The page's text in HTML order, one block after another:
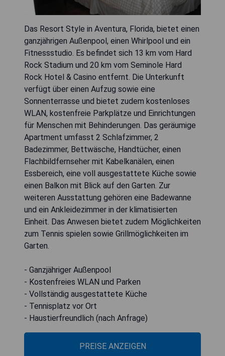
Das Resort Style in Aventura, Florida, bietet einen
ganzjährigen Außenpool, einen Whirlpool und ein
Fitnessstudio. Es befindet sich 13 km vom Hard
Rock Stadium und 20 km vom Seminole Hard
Rock Hotel & Casino entfernt. Die Unterkunft
verfügt über einen Aufzug sowie eine
Sonnenterrasse und bietet zudem kostenloses
WLAN, kostenfreie Parkplätze und Einrichtungen
für Menschen mit Behinderungen. Das geräumige
Apartment umfasst 2 Schlafzimmer, 2
Badezimmer, Bettwäsche, Handtücher, einen
Flachbildfernseher mit Kabelkanälen, einen
Essbereich, eine voll ausgestattete Küche sowie
einen Balkon mit Blick auf den Garten. Zur
weiteren Ausstattung gehören eine Badewanne
und ein Ankleidezimmer in der klimatisierten
Einheit. Das Anwesen bietet zudem Möglichkeiten
zum Tennis spielen sowie Grillmöglichkeiten im
Garten.
- Ganzjähriger Außenpool
- Kostenfreies WLAN und Parken
- Vollständig ausgestattete Küche
- Tennisplatz vor Ort
- Haustierfreundlich (nach Anfrage)
PREISE ANZEIGEN